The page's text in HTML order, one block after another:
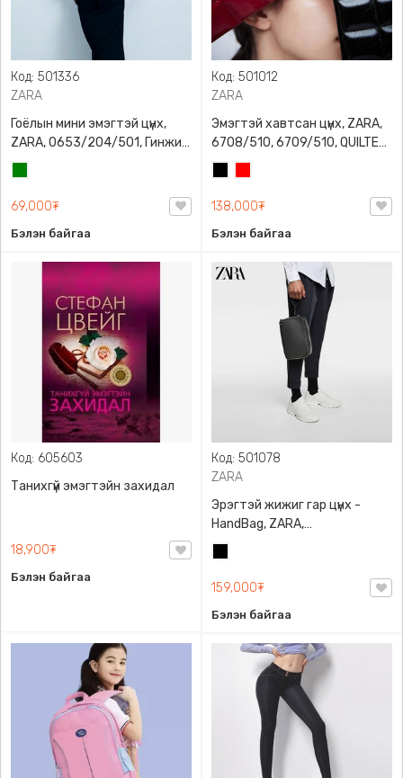
Код: 501336
ZARA
Гоёлын мини эмэгтэй цүнх,
ZARA, 0653/204/501, Гинжин
оосортой, Дотроо тольтой
69,000₮
Бэлэн байгаа
Код: 501012
ZARA
Эмэгтэй хавтсан цүнх, ZARA,
6708/510, 6709/510, QUILTED
CLUTCH BAGDETAILS, Лакан,
Гинжин оосортой
138,000₮
Бэлэн байгаа
Код: 605603
Танихгүй эмэгтэйн захидал
18,900₮
Бэлэн байгаа
Код: 501078
ZARA
Эрэгтэй жижиг гар цүнх -
HandBag, ZARA,
3720/005/040, PU арьс
159,000₮
Бэлэн байгаа